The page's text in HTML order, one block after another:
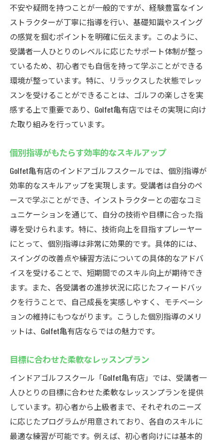
不安や疑問を持つことが一般的ですが、経験豊富なイン
ストラクターが丁寧に指導を行い、基礎知識やスイング
の感覚を掴むポイントを明確に伝えます。このように、
受講者一人ひとりのレベルに応じたサポート体制が整っ
ているため、初心者でも自信を持って学ぶことができる
環境が整っています。特に、リラックスした状態でレッ
スンを受けることができることは、ゴルフの楽しさを実
感する上で重要であり、Golfet亀有店ではその実現に向け
た取り組みを行っています。
個別指導がもたらす効率的なスキルアップ
Golfet亀有店のインドアゴルフスクールでは、個別指導が
効率的なスキルアップを実現します。受講者は自分のペ
ースで学ぶことができ、インストラクターとの密なコミ
ュニケーションを通じて、自分の技術や目標に合った指
導を受けられます。特に、技術向上を目指すプレーヤー
にとって、個別指導は非常に効果的です。具体的には、
スイングの改善点や練習方法についての具体的なアドバ
イスを受けることで、短期間でのスキル向上が期待でき
ます。また、各受講者の進捗状況に応じたフィードバッ
クを行うことで、自己成長を実感しやすく、モチベーシ
ョンの維持にもつながります。こうした個別指導のメリ
ットは、Golfet亀有店ならではの魅力です。
目標に合わせた柔軟なレッスンプラン
インドアゴルフスクール「Golfet亀有店」では、受講者一
人ひとりの目標に合わせた柔軟なレッスンプランを提供
しています。初心者から上級者まで、それぞれのニーズ
に応じたプログラムが用意されており、各自のスキルに
最適な練習が可能です。例えば、初心者向けには基本的